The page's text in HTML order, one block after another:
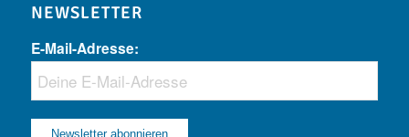
NEWSLETTER
E-Mail-Adresse: